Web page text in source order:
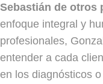
Sebastián de otros
enfoque integral y
profesionales,
entender a cada
en los diagnósticos